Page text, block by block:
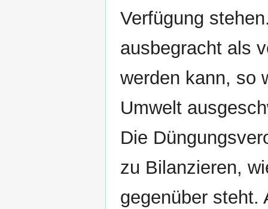
Verfügung
ausbegracht als
werden kann, so
Umwelt
Die
zu Bilanzieren,
gegenüber steht.